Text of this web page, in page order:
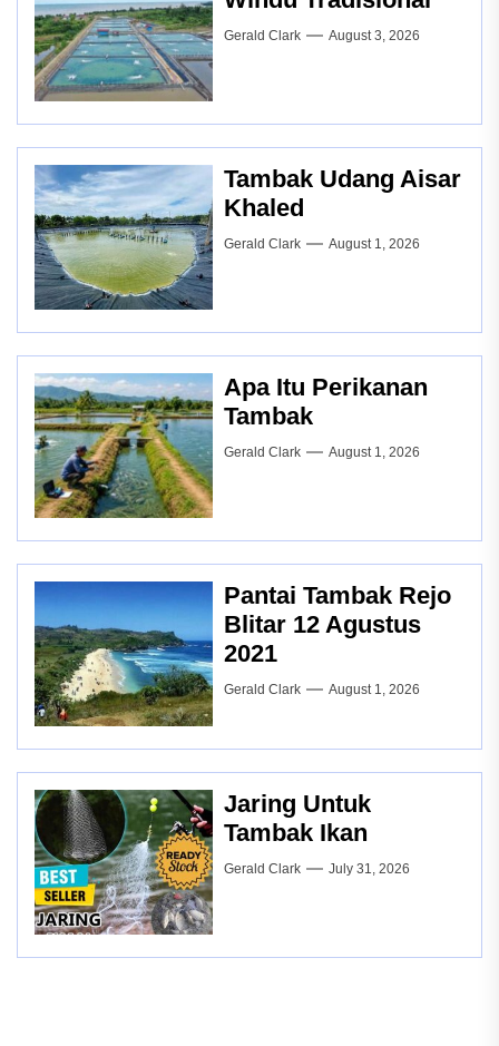
Gerald Clark August 3, 2026
Tambak Udang Aisar
Khaled
Gerald Clark August 1, 2026
Apa Itu Perikanan
Tambak
Gerald Clark August 1, 2026
Pantai Tambak Rejo
Blitar 12 Agustus
2021
Gerald Clark August 1, 2026
Jaring Untuk
Tambak Ikan
Gerald Clark July 31, 2026